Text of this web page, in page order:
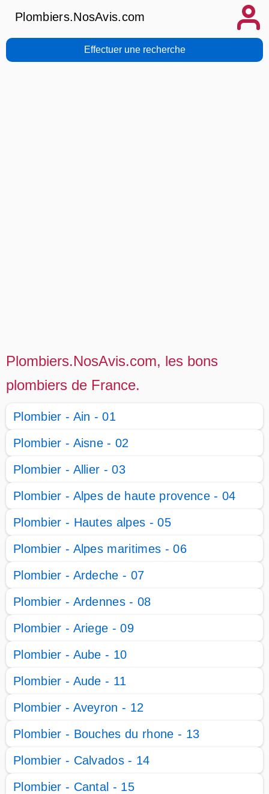
Plombiers.NosAvis.com
Effectuer une recherche
Plombiers.NosAvis.com, les bons
plombiers de France.
Plombier - Ain - 01
Plombier - Aisne - 02
Plombier - Allier - 03
Plombier - Alpes de haute provence - 04
Plombier - Hautes alpes - 05
Plombier - Alpes maritimes - 06
Plombier - Ardeche - 07
Plombier - Ardennes - 08
Plombier - Ariege - 09
Plombier - Aube - 10
Plombier - Aude - 11
Plombier - Aveyron - 12
Plombier - Bouches du rhone - 13
Plombier - Calvados - 14
Plombier - Cantal - 15